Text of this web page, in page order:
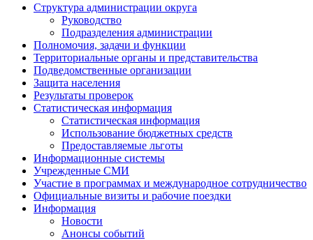
Структура администрации округа
Руководство
Подразделения администрации
Полномочия, задачи и функции
Территориальные органы и представительства
Подведомственные организации
Защита населения
Результаты проверок
Статистическая информация
Статистическая информация
Использование бюджетных средств
Предоставляемые льготы
Информационные системы
Учрежденные СМИ
Участие в программах и международное сотрудничество
Официальные визиты и рабочие поездки
Информация
Новости
Анонсы событий